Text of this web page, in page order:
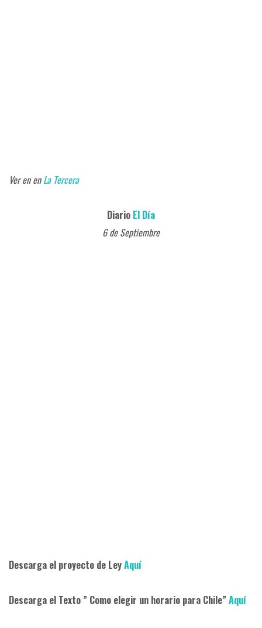
Ver en enLa Tercera
Diario El Día
6 de Septiembre
Descarga el proyecto de LeyAquí
Descarga el Texto ” Como elegir un horario para Chile” Aquí